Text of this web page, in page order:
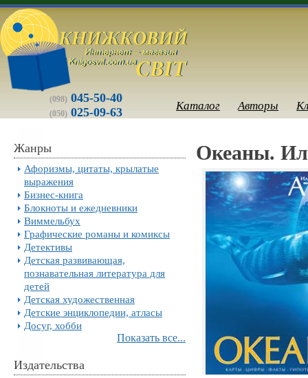
(098) 045-50-40
(050) 025-09-63 Каталог Авторы
Жанры
Афоризмы, цитаты, крылатые
выражения
Бизнес-книга
Блокноты и ежедневники
Виммельбух
Графические романы и комиксы
Детективы
Детская развивающая,
познавательная литература для
детей
Детская художественная
Детские энциклопедии, атласы
Досуг, хобби
Показать все...
Издательства
Океаны.